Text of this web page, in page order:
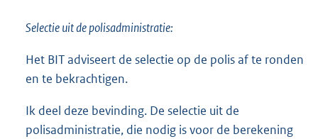
Selectie uit de polisadministratie:
Het BIT adviseert de selectie op de polis af te ronden
en te bekrachtigen.
Ik deel deze bevinding. De selectie uit de
polisadministratie, die nodig is voor de berekening